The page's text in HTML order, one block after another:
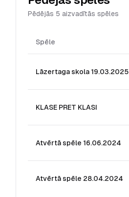
Pēdējās 5 aizvadītās spēles
Spēle
Lāzertaga skola 19.03.2025
KLASE PRET KLASI
Atvērtā spēle 16.06.2024
Atvērtā spēle 28.04.2024